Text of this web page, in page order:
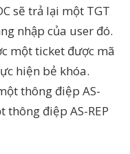
sẽ trả lại một TGT
nhập của user đó.
một ticket được mã
hiện bẻ khóa.
thông điệp AS-
thông điệp AS-REP